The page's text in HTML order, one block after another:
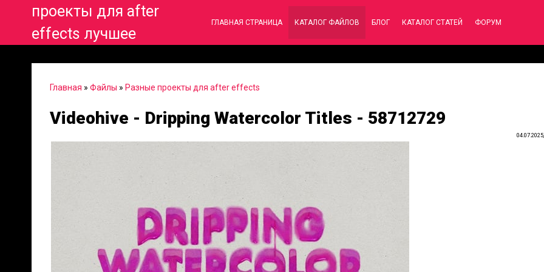
проекты для after
effects лучшее
ГЛАВНАЯ СТРАНИЦА КАТАЛОГ ФАЙЛОВ БЛОГ КАТАЛОГ СТАТЕЙ ФОРУМ
Главная » Файлы » Разные проекты для after effects
Videohive - Dripping Watercolor Titles - 58712729